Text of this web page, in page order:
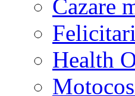
Cazare
Felicitari
Health